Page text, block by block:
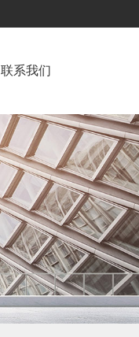
联系我们